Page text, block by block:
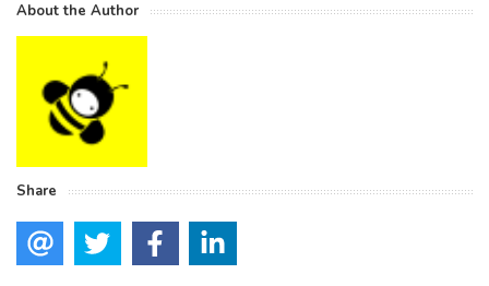
About the Author
Share